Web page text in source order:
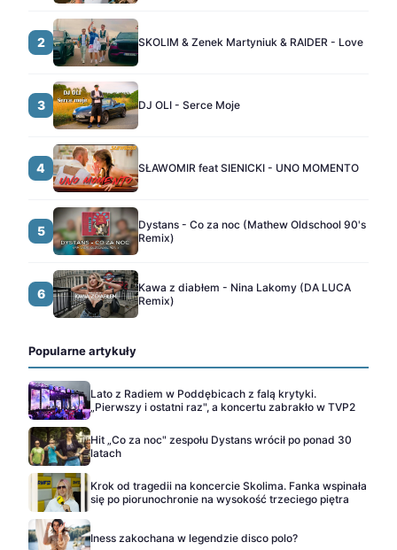
2 SKOLIM & Zenek Martyniuk & RAIDER - Love
3 DJ OLI - Serce Moje
4 SŁAWOMIR feat SIENICKI - UNO MOMENTO
5
Dystans - Co za noc (Mathew Oldschool 90's
Remix)
6
Kawa z diabłem - Nina Lakomy (DA LUCA
Remix)
Popularne artykuły
Lato z Radiem w Poddębicach z falą krytyki.
„Pierwszy i ostatni raz", a koncertu zabrakło w TVP2
Hit „Co za noc" zespołu Dystans wrócił po ponad 30
latach
Krok od tragedii na koncercie Skolima. Fanka wspinała
się po piorunochronie na wysokość trzeciego piętra
Iness zakochana w legendzie disco polo?